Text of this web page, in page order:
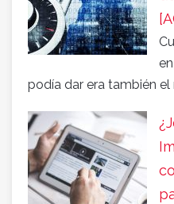
podía dar era también el